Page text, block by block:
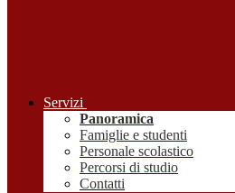
Servizi
Panoramica
Famiglie e studenti
Personale scolastico
Percorsi di studio
Contatti